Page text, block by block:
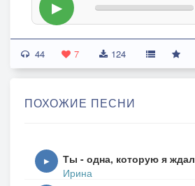
▶
44 7 124
ПОХОЖИЕ ПЕСНИ
▶ Ты - одна, которую я ждал
Ирина